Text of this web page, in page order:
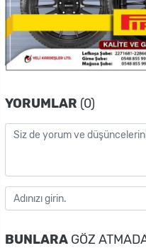
YORUMLAR (0)
BUNLARA GÖZ